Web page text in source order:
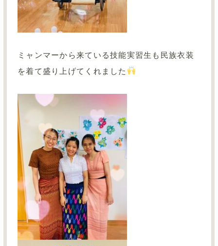
ミャンマーから来ている技能実習生も民族衣装
を着て盛り上げてくれました